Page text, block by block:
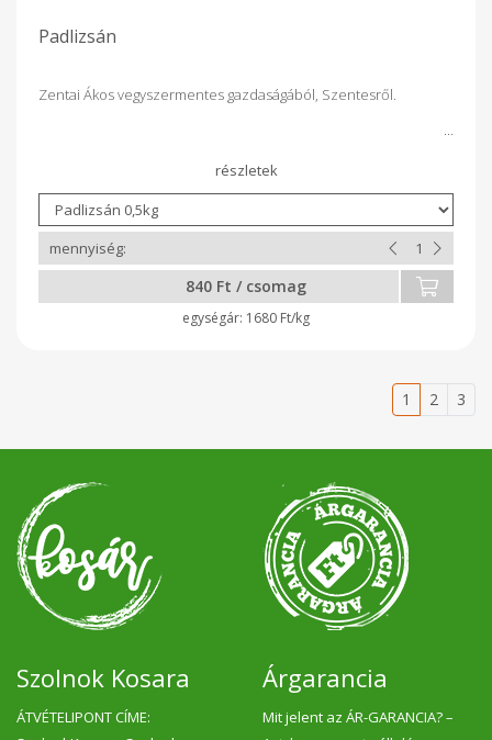
Padlizsán
Zentai Ákos vegyszermentes gazdaságából, Szentesről.
840 Ft / csomag
1680 Ft/kg
1 2 3
Szolnok Kosara
ÁTVÉTELIPONT CÍME:
Árgarancia
Mit jelent az ÁR-GARANCIA? –